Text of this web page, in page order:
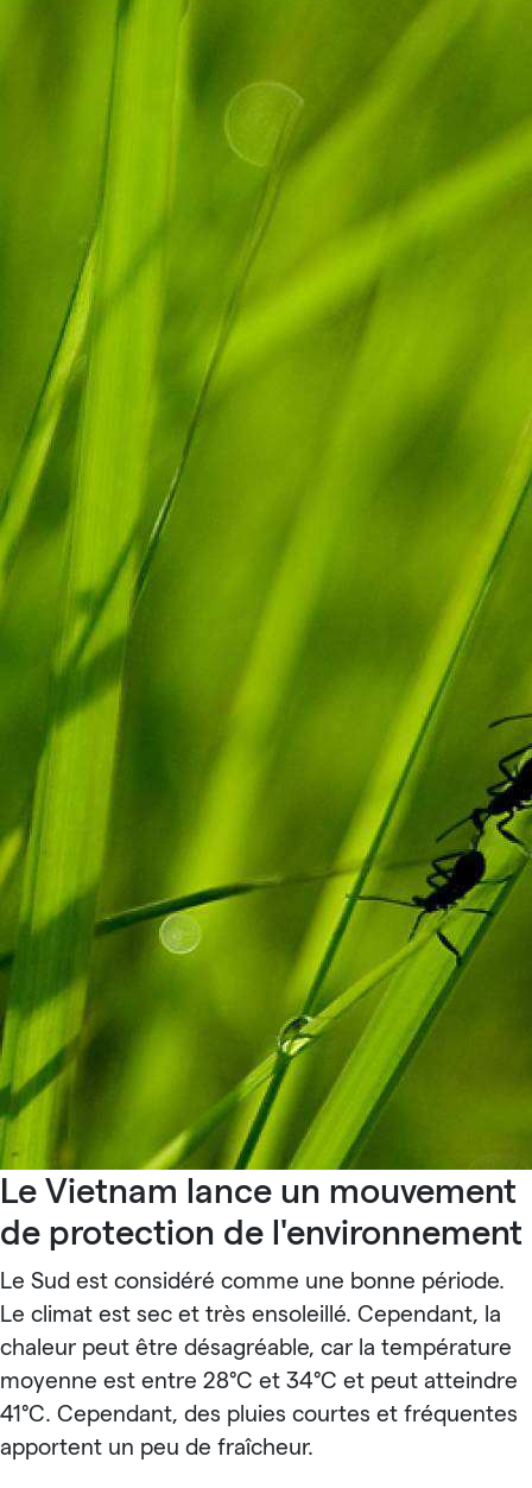
Le Vietnam lance un mouvement
de protection de l'environnement
Le Sud est considéré comme une bonne période.
Le climat est sec et très ensoleillé. Cependant, la
chaleur peut être désagréable, car la température
moyenne est entre 28°C et 34°C et peut atteindre
41°C. Cependant, des pluies courtes et fréquentes
apportent un peu de fraîcheur.